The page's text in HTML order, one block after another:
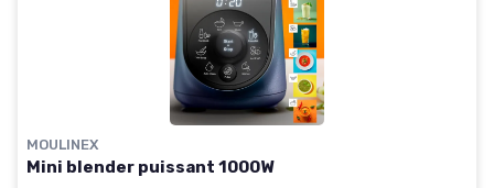
MOULINEX
Mini blender puissant 1000W